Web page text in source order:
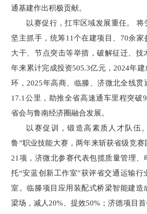
通基建作出积极贡献。
以赛促行，扛牢区域发展重任。
坚主抓手，统筹11个在建项目、70余家
大干、节点突击等举措，破解征迁、技
年来累计完成投资505.3亿元，2024年
环，2025年高商、临滕、济微北全线贯
17.1公里，助推全省高速通车里程突破
省会与鲁南经济圈融合发展。
以赛促训，锻造高素质人才队伍
鲁”职业技能大赛，两年来斩获省级竞
21项，济微北参赛代表包揽质量管理、
托“安蓝创新工作室”获评省交通运输行
室。临滕项目应用装配式桥梁智能建造
梁场，减人20%、提效50%；济德项目